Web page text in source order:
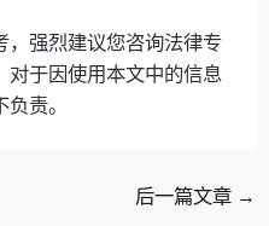
，强烈建议您咨询法律专
对于因使用本文中的信息
责。
后一篇文章 →